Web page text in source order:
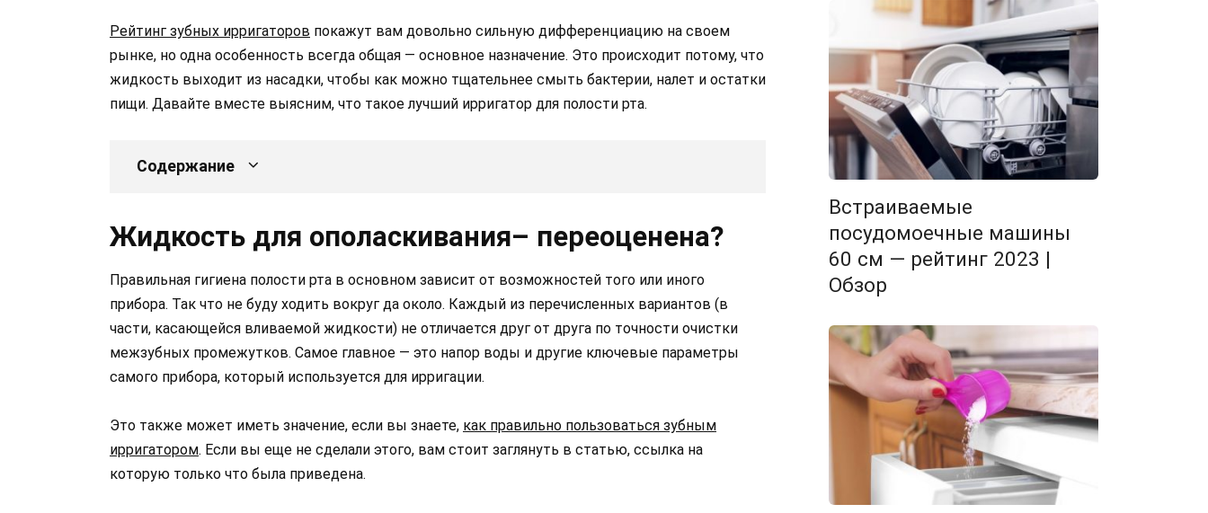
Рейтинг зубных ирригаторов покажут вам довольно сильную дифференциацию на своем
рынке, но одна особенность всегда общая — основное назначение. Это происходит потому, что
жидкость выходит из насадки, чтобы как можно тщательнее смыть бактерии, налет и остатки
пищи. Давайте вместе выясним, что такое лучший ирригатор для полости рта.
Содержание
Жидкость для ополаскивания– переоценена?
Правильная гигиена полости рта в основном зависит от возможностей того или иного
прибора. Так что не буду ходить вокруг да около. Каждый из перечисленных вариантов (в
части, касающейся вливаемой жидкости) не отличается друг от друга по точности очистки
межзубных промежутков. Самое главное — это напор воды и другие ключевые параметры
самого прибора, который используется для ирригации.
Это также может иметь значение, если вы знаете, как правильно пользоваться зубным
ирригатором. Если вы еще не сделали этого, вам стоит заглянуть в статью, ссылка на
которую только что была приведена.
Встраиваемые
посудомоечные машины
60 см — рейтинг 2023 |
Обзор